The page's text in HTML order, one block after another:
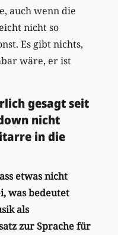
auch wenn die
nicht so
Es gibt nichts,
wäre, er ist
gesagt seit
nicht
in die
etwas nicht
was bedeutet
als
zur Sprache für